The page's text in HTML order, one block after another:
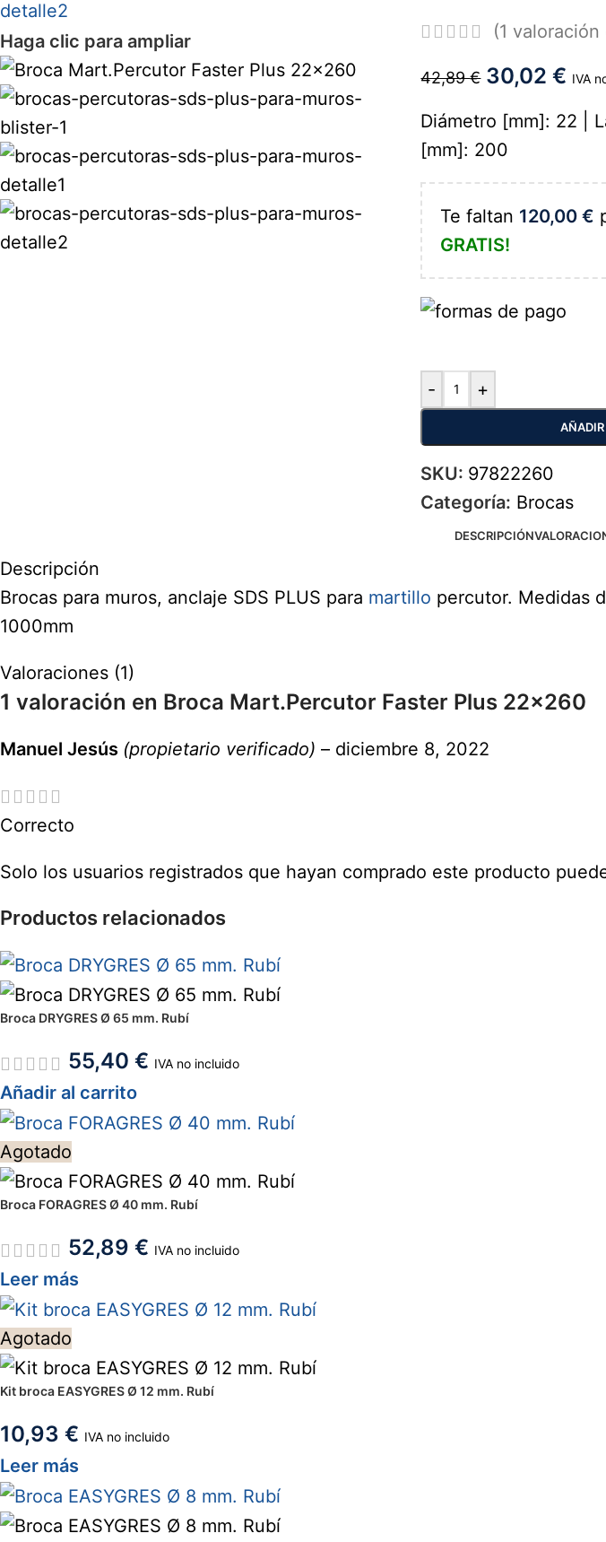
Haga clic para ampliar (1
42,89€ 30,02€ IVA
Diámetro [mm]: 22 |
[mm]: 200
Te faltan 120,00€
GRATIS!
- +
SKU: 97822260
Categoría: Brocas
DESCRIPCIÓN
Descripción
Brocas para muros, anclaje SDS PLUS para martillo percutor. Medidas
1000mm
Valoraciones (1)
1 valoración en Broca Mart.Percutor Faster Plus 22x260
Manuel Jesús (propietario verificado) – diciembre 8, 2022
Correcto
Solo los usuarios registrados que hayan comprado este producto
Productos relacionados
Broca DRYGRES Ø 65 mm. Rubí
55,40 € IVA no incluido
Añadir al carrito
Agotado
Broca FORAGRES Ø 40 mm. Rubí
52,89 € IVA no incluido
Leer más
Agotado
Kit broca EASYGRES Ø 12 mm. Rubí
10,93 € IVA no incluido
Leer más